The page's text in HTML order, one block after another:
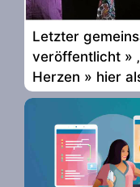
Letzter
veröffentlicht »
Herzen » hier